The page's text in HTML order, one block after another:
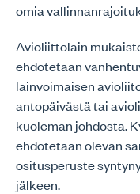
omia
Avioliittolain
ehdotetaan
lainvoimaisen
antopäivästä tai
kuoleman johdosta.
ehdotetaan olevan
ositusperuste
jälkeen.